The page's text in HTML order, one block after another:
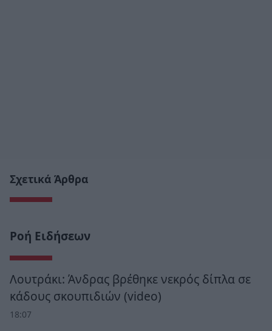
Σχετικά Άρθρα
Ροή Ειδήσεων
Λουτράκι: Άνδρας βρέθηκε νεκρός δίπλα σε
κάδους σκουπιδιών (video)
18:07